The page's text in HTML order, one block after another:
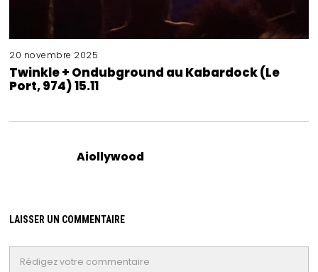
20 novembre 2025
Twinkle + Ondubground au Kabardock (Le
Port, 974) 15.11
Aiollywood
LAISSER UN COMMENTAIRE